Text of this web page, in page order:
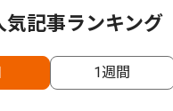
気記事ランキング
1週間